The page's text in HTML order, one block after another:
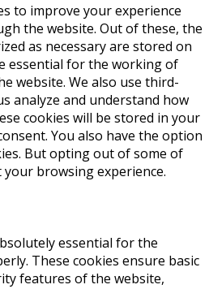
to improve your experience
the website. Out of these, the
as necessary are stored on
essential for the working of
website. We also use third-
analyze and understand how
cookies will be stored in your
You also have the option
But opting out of some of
browsing experience.
essential for the
These cookies ensure basic
features of the website,